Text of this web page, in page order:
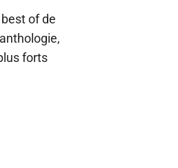
of de
forts